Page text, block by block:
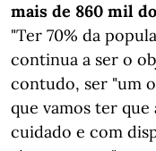
mais de 860 mil
"Ter 70% da
continua a ser o
contudo, ser "um
que vamos ter
cuidado e com